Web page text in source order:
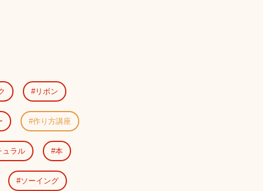
リボン
作り方講座
ュラル 本
ソーイング